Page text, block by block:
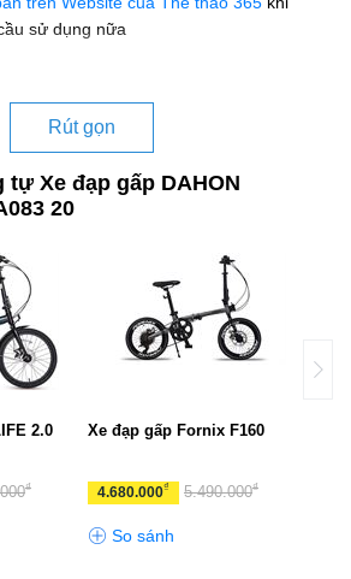
sử dụng nữa
Rút gọn
Xe đạp gấp DAHON
20
2.0
₫
Xe đạp gấp Fornix F160
4.680.000₫ 5.490.000₫
So sánh